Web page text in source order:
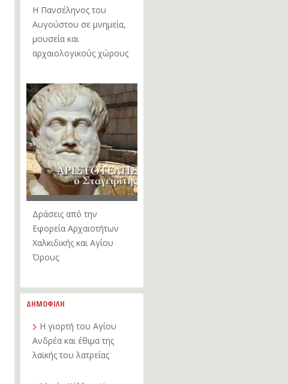
Η Πανσέληνος του
Αυγούστου σε μνημεία,
μουσεία και
αρχαιολογικούς χώρους
Δράσεις από την
Εφορεία Αρχαιοτήτων
Χαλκιδικής και Αγίου
Όρους
ΔΗΜΟΦΙΛΗ
Η γιορτή του Αγίου
Ανδρέα και έθιμα της
λαϊκής του λατρείας